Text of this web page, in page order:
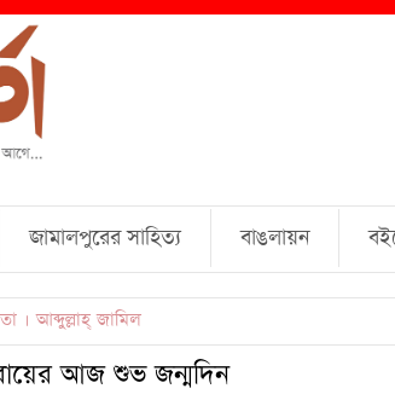
জামালপুরের সাহিত্য বাঙলায়ন
। আব্দুল্লাহ্ জামিল
আজ শুভ জন্মদিন